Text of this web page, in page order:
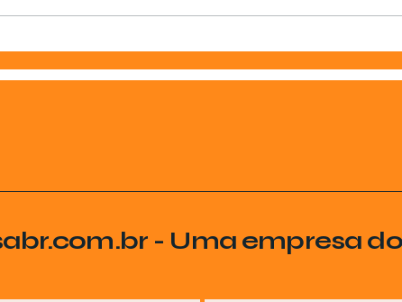
- Uma empresa